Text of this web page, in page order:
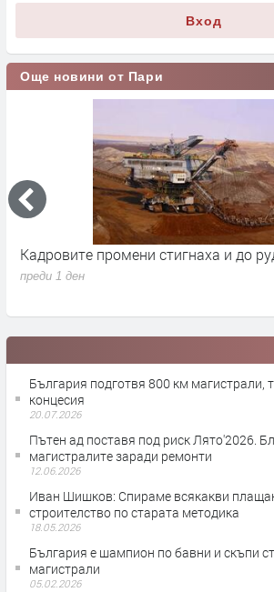
Вход
Още новини от Пари
Кадровите промени стигнаха и до
преди 1 ден
България подготвя 800 км магистрали,
концесия
20.07.2026
Пътен ад поставя под риск Лято'2026.
магистралите заради ремонти
12.06.2026
Иван Шишков: Спираме всякакви
строителство по старата методика
18.05.2026
България е шампион по бавни и скъпи
магистрали
05.02.2026